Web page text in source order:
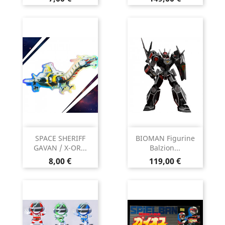
SPACE SHERIFF
GAVAN / X-OR...
Prix
8,00 €
BIOMAN Figurine
Balzion...
Prix
119,00 €